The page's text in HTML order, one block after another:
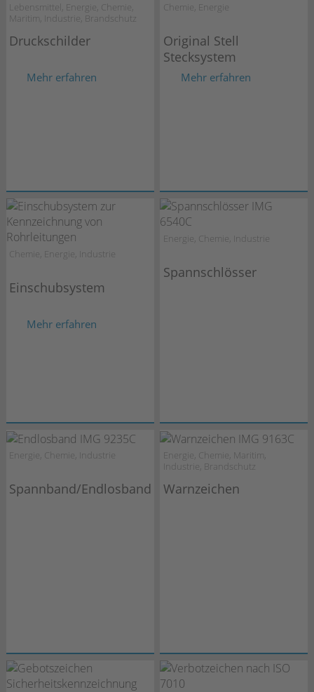
Lebensmittel, Energie, Chemie,
Maritim, Industrie, Brandschutz
Druckschilder
Mehr erfahren
Chemie, Energie
Original Stell
Stecksystem
Mehr erfahren
Chemie, Energie, Industrie
Einschubsystem
Mehr erfahren
Energie, Chemie, Industrie
Spannschlösser
Energie, Chemie, Industrie
Spannband/Endlosband
Energie, Chemie, Maritim,
Industrie, Brandschutz
Warnzeichen